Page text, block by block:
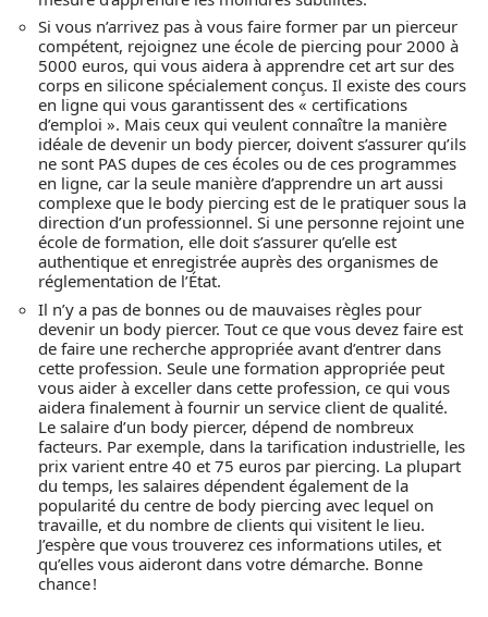
Si vous n’arrivez pas à vous faire former par un pierceur
compétent, rejoignez une école de piercing pour 2000 à
5000 euros, qui vous aidera à apprendre cet art sur des
corps en silicone spécialement conçus. Il existe des cours
en ligne qui vous garantissent des « certifications
d’emploi ». Mais ceux qui veulent connaître la manière
idéale de devenir un body piercer, doivent s’assurer qu’ils
ne sont PAS dupes de ces écoles ou de ces programmes
en ligne, car la seule manière d’apprendre un art aussi
complexe que le body piercing est de le pratiquer sous la
direction d’un professionnel. Si une personne rejoint une
école de formation, elle doit s’assurer qu’elle est
authentique et enregistrée auprès des organismes de
réglementation de l’État.
Il n’y a pas de bonnes ou de mauvaises règles pour
devenir un body piercer. Tout ce que vous devez faire est
de faire une recherche appropriée avant d’entrer dans
cette profession. Seule une formation appropriée peut
vous aider à exceller dans cette profession, ce qui vous
aidera finalement à fournir un service client de qualité.
Le salaire d’un body piercer, dépend de nombreux
facteurs. Par exemple, dans la tarification industrielle, les
prix varient entre 40 et 75 euros par piercing. La plupart
du temps, les salaires dépendent également de la
popularité du centre de body piercing avec lequel on
travaille, et du nombre de clients qui visitent le lieu.
J’espère que vous trouverez ces informations utiles, et
qu’elles vous aideront dans votre démarche. Bonne
chance !